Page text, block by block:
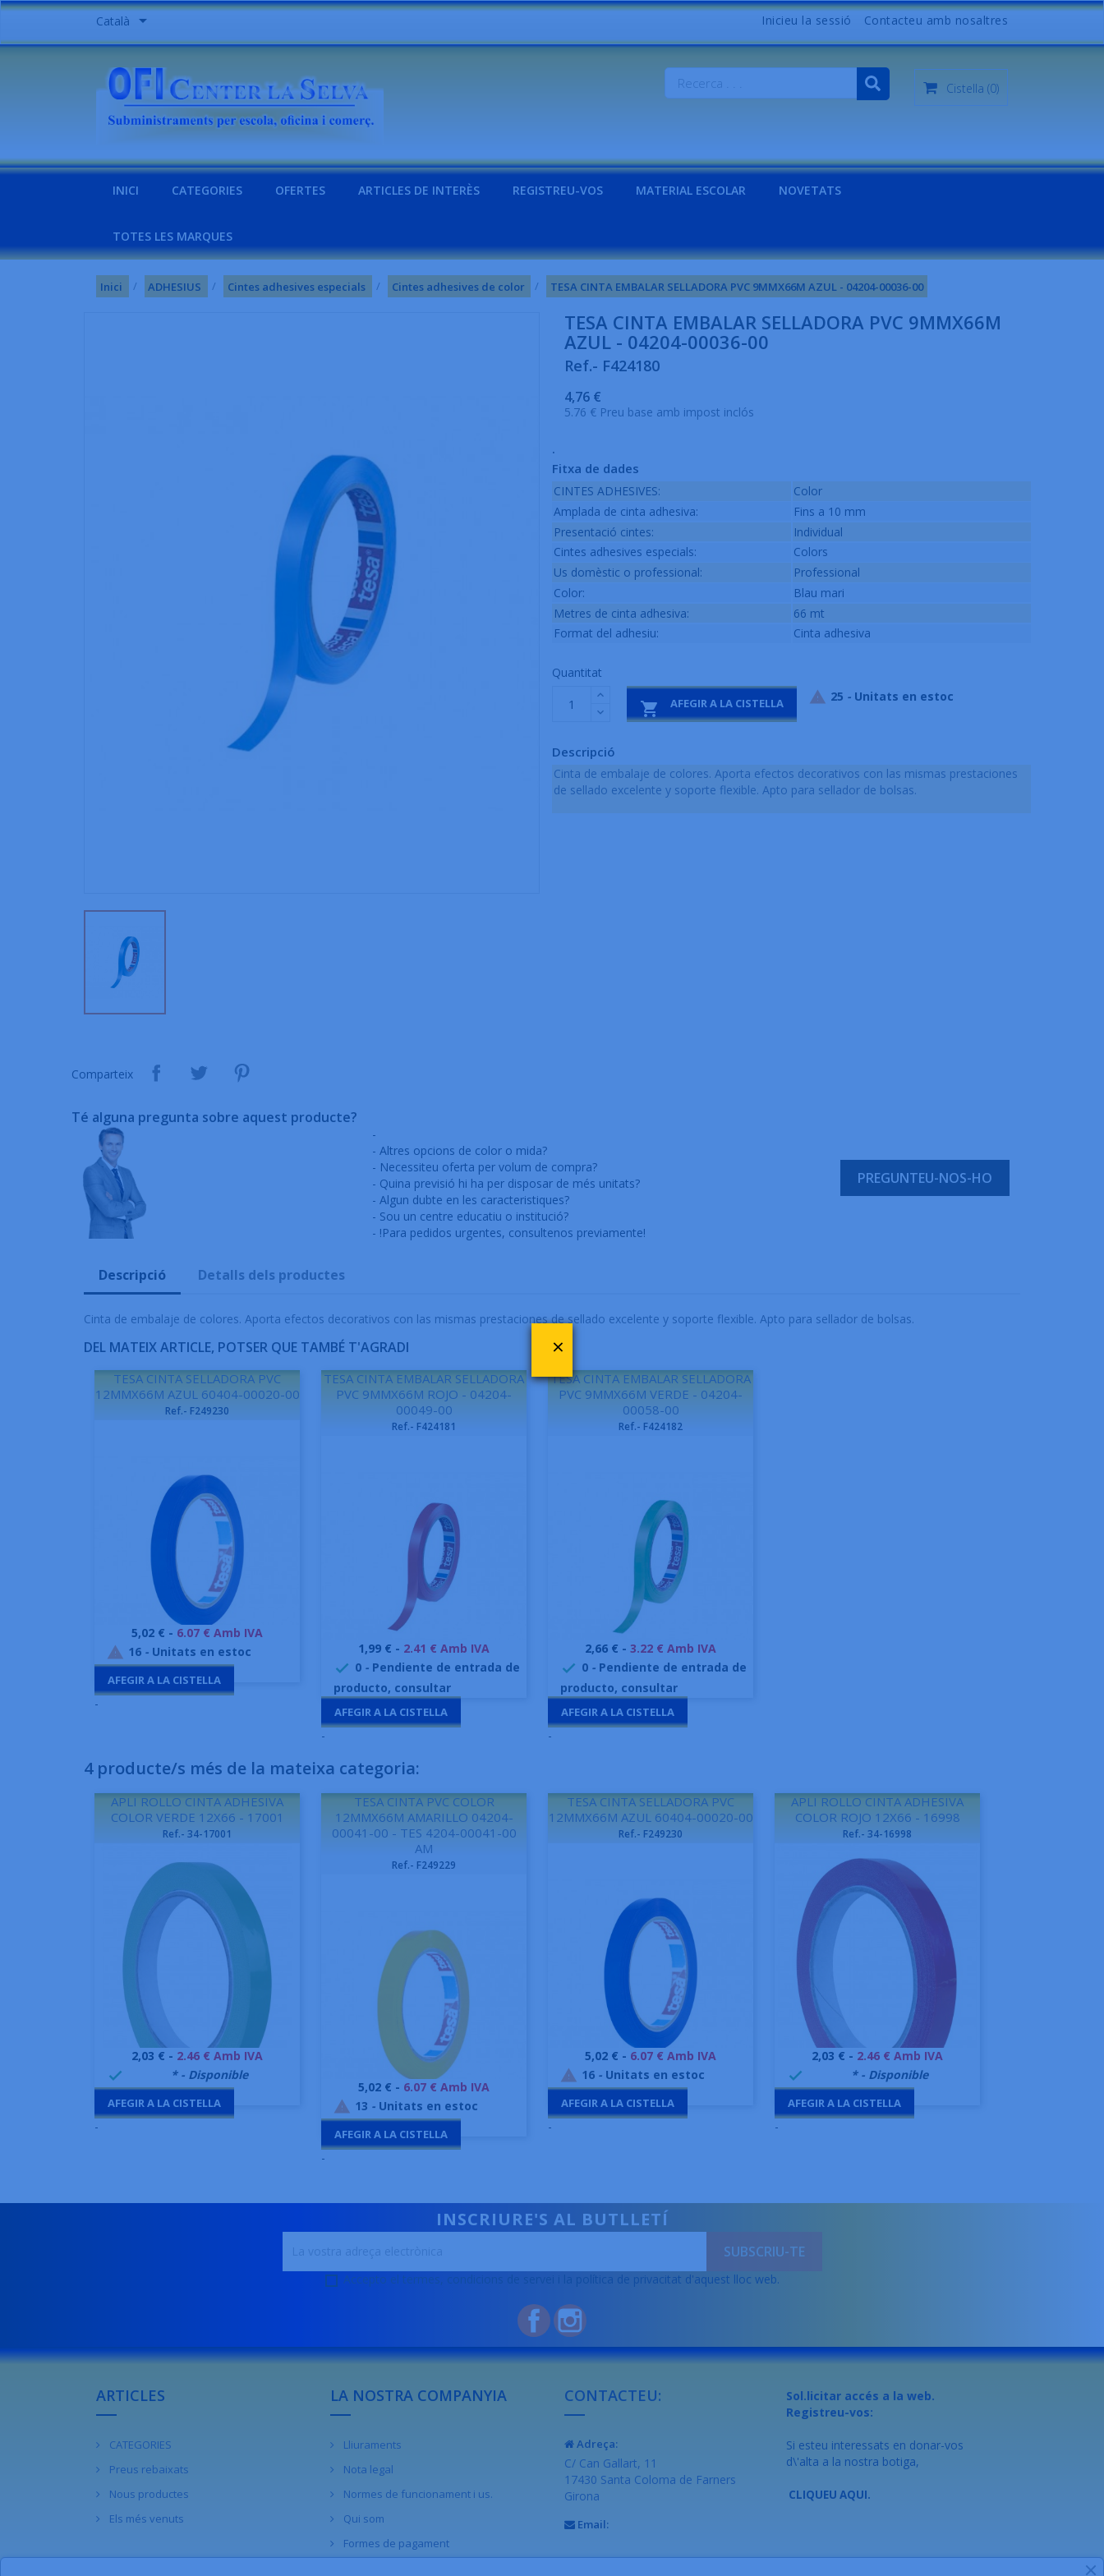
Català  Inicieu la sessió Contacteu amb nosaltres
Cistella (0)
INICI CATEGORIES OFERTES ARTICLES DE INTERÈS REGISTREU-VOS MATERIAL ESCOLAR NOVETATS
TOTES LES MARQUES
Inici ADHESIUS Cintes adhesives especials Cintes adhesives de color TESA CINTA EMBALAR SELLADORA PVC 9MMX66M AZUL - 04204-00036-00
TESA CINTA EMBALAR SELLADORA PVC 9MMX66M
AZUL - 04204-00036-00
Ref.- F424180
4,76 €
5.76 € Preu base amb impost inclós
.
Fitxa de dades
CINTES ADHESIVES:
Color
Amplada de cinta adhesiva:
Fins a 10 mm
Presentació cintes:
Individual
Cintes adhesives especials:
Colors
Us domèstic o professional:
Professional
Color:
Blau mari
Metres de cinta adhesiva:
66 mt
Format del adhesiu:
Cinta adhesiva
Quantitat
 AFEGIR A LA CISTELLA  25 - Unitats en estoc
Descripció
Cinta de embalaje de colores. Aporta efectos decorativos con las mismas prestaciones
de sellado excelente y soporte flexible. Apto para sellador de bolsas.
Comparteix
Té alguna pregunta sobre aquest producte?
-
- Altres opcions de color o mida?
- Necessiteu oferta per volum de compra?
- Quina previsió hi ha per disposar de més unitats?
- Algun dubte en les caracteristiques?
- Sou un centre educatiu o institució?
- !Para pedidos urgentes, consultenos previamente!
PREGUNTEU-NOS-HO
Descripció Detalls dels productes
Cinta de embalaje de colores. Aporta efectos decorativos con las mismas prestaciones de sellado excelente y soporte flexible. Apto para sellador de bolsas.
DEL MATEIX ARTICLE, POTSER QUE TAMBÉ T'AGRADI
TESA CINTA SELLADORA PVC
12MMX66M AZUL 60404-00020-00
Ref.- F249230
 Vista ràpida
Preu
5,02 € - 6.07 € Amb IVA
 16 - Unitats en estoc
AFEGIR A LA CISTELLA
-
TESA CINTA EMBALAR SELLADORA
PVC 9MMX66M ROJO - 04204-
00049-00
Ref.- F424181
 Vista ràpida
Preu
1,99 € - 2.41 € Amb IVA
 0 - Pendiente de entrada de
producto, consultar
AFEGIR A LA CISTELLA
-
TESA CINTA EMBALAR SELLADORA
PVC 9MMX66M VERDE - 04204-
00058-00
Ref.- F424182
 Vista ràpida
Preu
2,66 € - 3.22 € Amb IVA
 0 - Pendiente de entrada de
producto, consultar
AFEGIR A LA CISTELLA
-
4 producte/s més de la mateixa categoria:
APLI ROLLO CINTA ADHESIVA
COLOR VERDE 12X66 - 17001
Ref.- 34-17001
 Vista ràpida
Preu
2,03 € - 2.46 € Amb IVA
 * - Disponible
AFEGIR A LA CISTELLA
-
TESA CINTA PVC COLOR
12MMX66M AMARILLO 04204-
00041-00 - TES 4204-00041-00
AM
Ref.- F249229
 Vista ràpida
Preu
5,02 € - 6.07 € Amb IVA
 13 - Unitats en estoc
AFEGIR A LA CISTELLA
-
TESA CINTA SELLADORA PVC
12MMX66M AZUL 60404-00020-00
Ref.- F249230
 Vista ràpida
Preu
5,02 € - 6.07 € Amb IVA
 16 - Unitats en estoc
AFEGIR A LA CISTELLA
-
APLI ROLLO CINTA ADHESIVA
COLOR ROJO 12X66 - 16998
Ref.- 34-16998
 Vista ràpida
Preu
2,03 € - 2.46 € Amb IVA
 * - Disponible
AFEGIR A LA CISTELLA
-
INSCRIURE'S AL BUTLLETÍ
Accepto el termes, condicions de servei i la política de privacitat d'aquest lloc web.
Facebook
ARTICLES
CATEGORIES
Preus rebaixats
Nous productes
Els més venuts
LA NOSTRA COMPANYIA
Lliuraments
Nota legal
Normes de funcionament i us.
Qui som
Formes de pagament
CONTACTEU:
Adreça:
C/ Can Gallart, 11
17430 Santa Coloma de Farners
Girona
Email:
Sol.licitar accés a la web.
Registreu-vos:
Si esteu interessats en donar-vos
d\'alta a la nostra botiga,
CLIQUEU AQUI.
×